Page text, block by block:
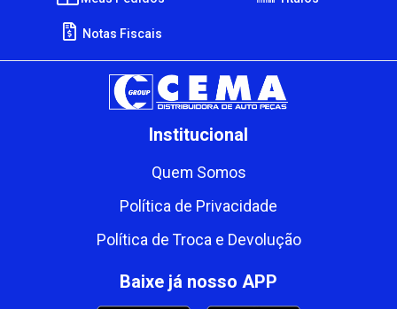
Notas Fiscais
Institucional
Quem Somos
Política de Privacidade
Política de Troca e Devolução
Baixe já nosso APP